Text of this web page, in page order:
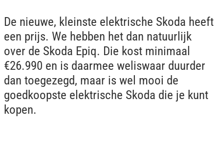
De nieuwe, kleinste elektrische Skoda heeft
een prijs. We hebben het dan natuurlijk
over de Skoda Epiq. Die kost minimaal
€26.990 en is daarmee weliswaar duurder
dan toegezegd, maar is wel mooi de
goedkoopste elektrische Skoda die je kunt
kopen.